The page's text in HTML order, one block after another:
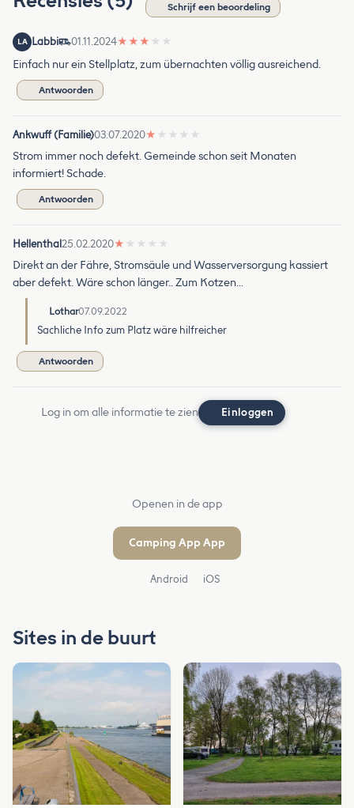
Schrijf een beoordeling
LA Labbi 01.11.2024★ ★ ★ ★ ★
Einfach nur ein Stellplatz, zum übernachten völlig ausreichend.
Antwoorden
Ankwuff (Familie)03.07.2020★ ★ ★ ★ ★
Strom immer noch defekt. Gemeinde schon seit Monaten
informiert! Schade.
Antwoorden
Hellenthal25.02.2020★ ★ ★ ★ ★
Direkt an der Fähre, Stromsäule und Wasserversorgung kassiert
aber defekt. Wäre schon länger.. Zum Kotzen...
Lothar07.09.2022
Sachliche Info zum Platz wäre hilfreicher
Antwoorden
Log in om alle informatie te zien Einloggen
Openen in de app
Camping App App
Android iOS
Sites in de buurt